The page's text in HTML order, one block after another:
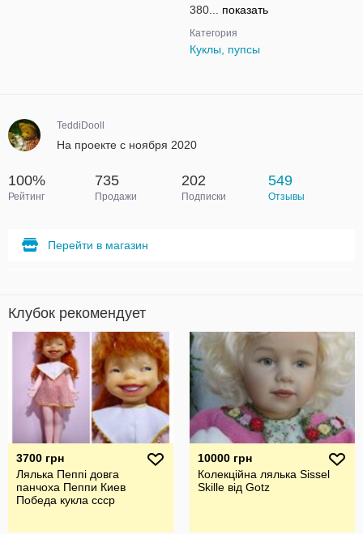
380... показать
Категория
Куклы, пупсы
TeddiDooll
На проекте с ноября 2020
100%
Рейтинг
735
Продажи
202
Подписки
549
Отзывы
Перейти в магазин
Клубок рекомендует
3700 грн
Лялька Пеппі довга
панчоха Пеппи Киев
Победа кукла ссср
10000 грн
Колекційна лялька Sissel
Skille від Gotz